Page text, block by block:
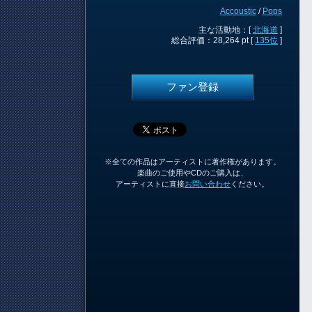
Accoustic / Pops
主な活動地：[北海道 ]
総合評価：28,264 pt [ 135位 ]
ファン登録
※全ての作品はアーティストに著作権があります。
楽曲のご使用やCDのご購入は、
アーティストに直接お問い合わせ ください。